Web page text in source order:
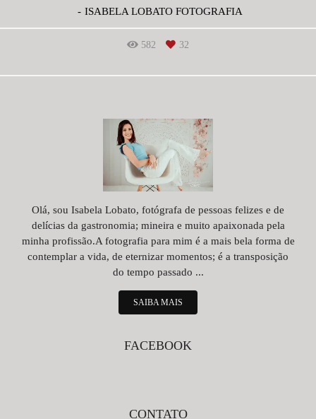
ISABELA LOBATO FOTOGRAFIA
582 32
Olá, sou Isabela Lobato, fotógrafa de pessoas felizes e de
delícias da gastronomia; mineira e muito apaixonada pela
minha profissão.A fotografia para mim é a mais bela forma de
contemplar a vida, de eternizar momentos; é a transposição
do tempo passado ...
SAIBA MAIS
FACEBOOK
CONTATO